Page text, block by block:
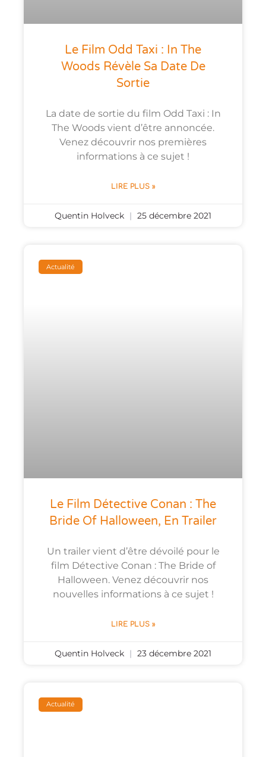
Le Film Odd Taxi : In The
Woods Révèle Sa Date De
Sortie
La date de sortie du film Odd Taxi : In
The Woods vient d’être annoncée.
Venez découvrir nos premières
informations à ce sujet !
LIRE PLUS »
Quentin Holveck 25 décembre 2021
Actualité
Le Film Détective Conan : The
Bride Of Halloween, En Trailer
Un trailer vient d’être dévoilé pour le
film Détective Conan : The Bride of
Halloween. Venez découvrir nos
nouvelles informations à ce sujet !
LIRE PLUS »
Quentin Holveck 23 décembre 2021
Actualité